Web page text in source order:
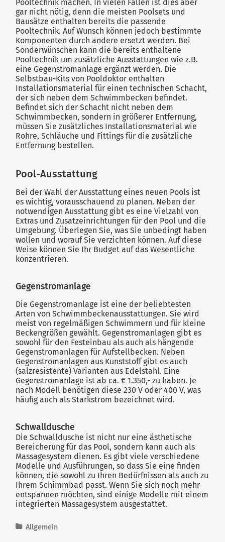
Pooltechnik machen. In vielen Fällen ist dies aber
gar nicht nötig, denn die meisten Poolsets und
Bausätze enthalten bereits die passende
Pooltechnik. Auf Wunsch können jedoch bestimmte
Komponenten durch andere ersetzt werden. Bei
Sonderwünschen kann die bereits enthaltene
Pooltechnik um zusätzliche Ausstattungen wie z.B.
eine Gegenstromanlage ergänzt werden. Die
Selbstbau-Kits von Pooldoktor enthalten
Installationsmaterial für einen technischen Schacht,
der sich neben dem Schwimmbecken befindet.
Befindet sich der Schacht nicht neben dem
Schwimmbecken, sondern in größerer Entfernung,
müssen Sie zusätzliches Installationsmaterial wie
Rohre, Schläuche und Fittings für die zusätzliche
Entfernung bestellen.
Pool-Ausstattung
Bei der Wahl der Ausstattung eines neuen Pools ist
es wichtig, vorausschauend zu planen. Neben der
notwendigen Ausstattung gibt es eine Vielzahl von
Extras und Zusatzeinrichtungen für den Pool und die
Umgebung. Überlegen Sie, was Sie unbedingt haben
wollen und worauf Sie verzichten können. Auf diese
Weise können Sie Ihr Budget auf das Wesentliche
konzentrieren.
Gegenstromanlage
Die Gegenstromanlage ist eine der beliebtesten
Arten von Schwimmbeckenausstattungen. Sie wird
meist von regelmäßigen Schwimmern und für kleine
Beckengrößen gewählt. Gegenstromanlagen gibt es
sowohl für den Festeinbau als auch als hängende
Gegenstromanlagen für Aufstellbecken. Neben
Gegenstromanlagen aus Kunststoff gibt es auch
(salzresistente) Varianten aus Edelstahl. Eine
Gegenstromanlage ist ab ca. € 1.350,- zu haben. Je
nach Modell benötigen diese 230 V oder 400 V, was
häufig auch als Starkstrom bezeichnet wird.
Schwalldusche
Die Schwalldusche ist nicht nur eine ästhetische
Bereicherung für das Pool, sondern kann auch als
Massagesystem dienen. Es gibt viele verschiedene
Modelle und Ausführungen, so dass Sie eine finden
können, die sowohl zu Ihren Bedürfnissen als auch zu
Ihrem Schimmbad passt. Wenn Sie sich noch mehr
entspannen möchten, sind einige Modelle mit einem
integrierten Massagesystem ausgestattet.
Allgemein